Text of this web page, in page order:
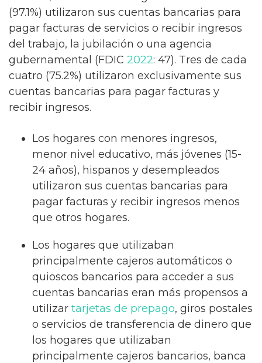
(97.1%) utilizaron sus cuentas bancarias para
pagar facturas de servicios o recibir ingresos
del trabajo, la jubilación o una agencia
gubernamental (FDIC 2022: 47). Tres de cada
cuatro (75.2%) utilizaron exclusivamente sus
cuentas bancarias para pagar facturas y
recibir ingresos.
Los hogares con menores ingresos,
menor nivel educativo, más jóvenes (15-
24 años), hispanos y desempleados
utilizaron sus cuentas bancarias para
pagar facturas y recibir ingresos menos
que otros hogares.
Los hogares que utilizaban
principalmente cajeros automáticos o
quioscos bancarios para acceder a sus
cuentas bancarias eran más propensos a
utilizar tarjetas de prepago, giros postales
o servicios de transferencia de dinero que
los hogares que utilizaban
principalmente cajeros bancarios, banca